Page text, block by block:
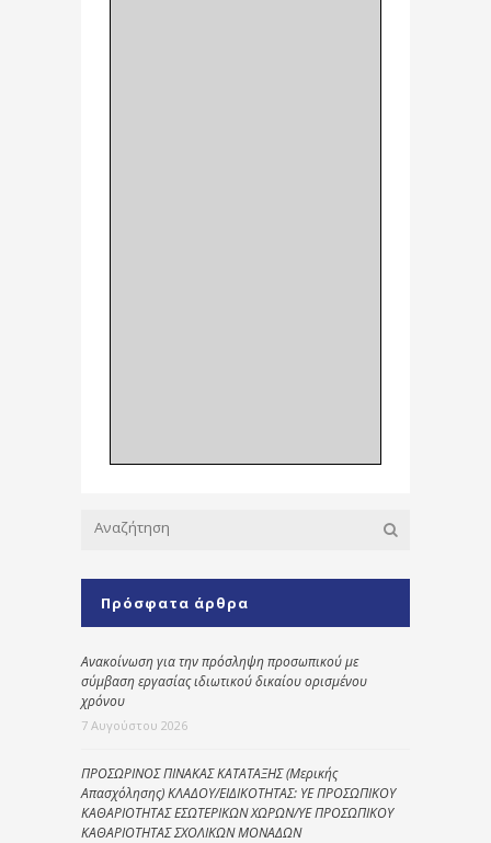
Πρόσφατα άρθρα
Ανακοίνωση για την πρόσληψη προσωπικού με
σύμβαση εργασίας ιδιωτικού δικαίου ορισμένου
χρόνου
7 Αυγούστου 2026
ΠΡΟΣΩΡΙΝΟΣ ΠΙΝΑΚΑΣ ΚΑΤΑΤΑΞΗΣ (Μερικής
Απασχόλησης) ΚΛΑΔΟΥ/ΕΙΔΙΚΟΤΗΤΑΣ: ΥΕ ΠΡΟΣΩΠΙΚΟΥ
ΚΑΘΑΡΙΟΤΗΤΑΣ ΕΣΩΤΕΡΙΚΩΝ ΧΩΡΩΝ/ΥΕ ΠΡΟΣΩΠΙΚΟΥ
ΚΑΘΑΡΙΟΤΗΤΑΣ ΣΧΟΛΙΚΩΝ ΜΟΝΑΔΩΝ